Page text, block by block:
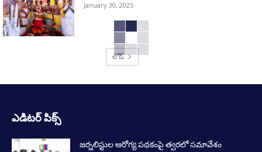
January 30, 2025
లోడ్
ఎడిటర్ పిక్స్
జర్నలిస్టుల ఆరోగ్య పథకంపై త్వరలో సమావేశం